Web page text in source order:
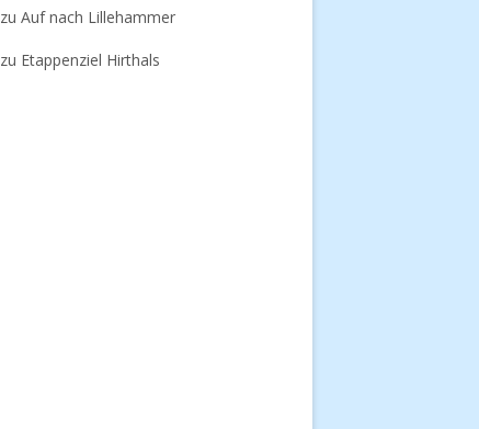
zuAuf nach Lillehammer
zu Etappenziel Hirthals